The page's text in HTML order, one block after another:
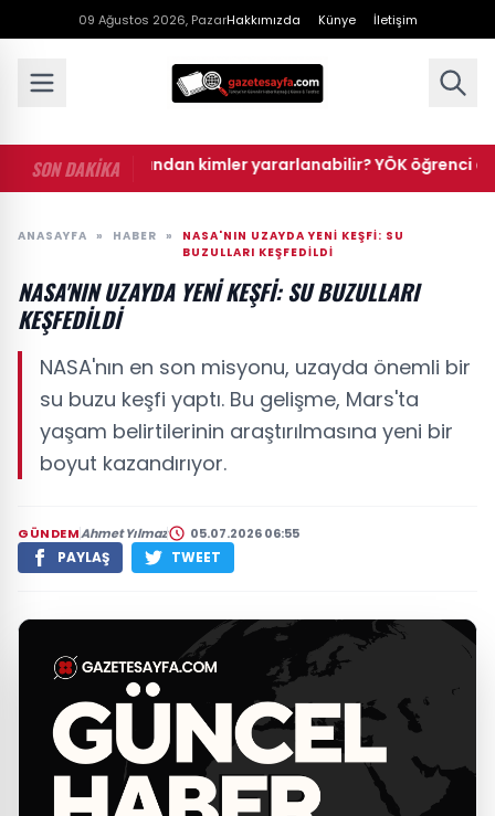
09 Ağustos 2026, PazarHakkımızda Künye İletişim
SON DAKİKA
• Öğrenci affından kimler yararlanabilir? YÖK öğrenci affı
ANASAYFA » HABER »
NASA'NIN UZAYDA YENI KEŞFI: SU
BUZULLARI KEŞFEDILDI
NASA'NIN UZAYDA YENI KEŞFI: SU BUZULLARI
KEŞFEDILDI
NASA'nın en son misyonu, uzayda önemli bir
su buzu keşfi yaptı. Bu gelişme, Mars'ta
yaşam belirtilerinin araştırılmasına yeni bir
boyut kazandırıyor.
GÜNDEMAhmet Yılmaz 05.07.2026 06:55
PAYLAŞ TWEET